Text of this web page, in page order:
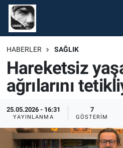
HABERLER SAĞLIK
Hareketsiz
ağrılarını
25.05.2026 - 16:31
YAYINLANMA
7
GÖSTERIM
Gündem
Ekonomi
Spor
Magazin
Tüm Haberler
Nöbetçi Eczaneler
Hava Durumu
Namaz Vakitleri
Trafik Durumu
Süper Lig Puan Durumu